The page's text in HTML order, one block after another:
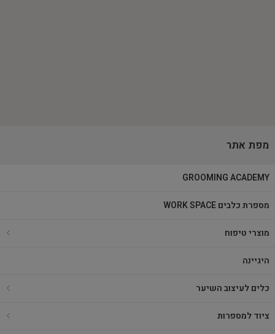
מפת אתר
GROOMING ACADEMY
מספרת כלבים WORK SPACE
מוצרי טיפוח
היגיינה
כלים לעיצוב השיער
ציוד למספרות